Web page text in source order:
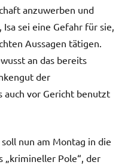
anzuwerben und
sei eine Gefahr für sie,
Aussagen tätigen.
an das bereits
der
auch vor Gericht benutzt
nun am Montag in die
„krimineller Pole“, der